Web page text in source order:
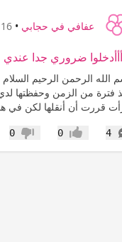
عفافي في حجابي • 16 سنة
ضروري جدا
الله الرحمن الرحيم
فترة من الزمن وحفظتها
قررت أن أنقلها لكن في
4 إعجاب0 عدم إعجاب
0